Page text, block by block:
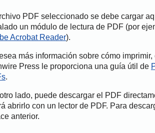
PDF seleccionado se debe cargar
un módulo de lectura de PDF (por
Acrobat Reader).
más información sobre cómo
Press le proporciona una guía útil de
.
lado, puede descargar el PDF
abrirlo con un lector de PDF. Para
anterior.